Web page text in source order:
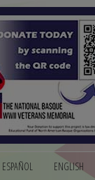
ESPAÑOL ENGLISH